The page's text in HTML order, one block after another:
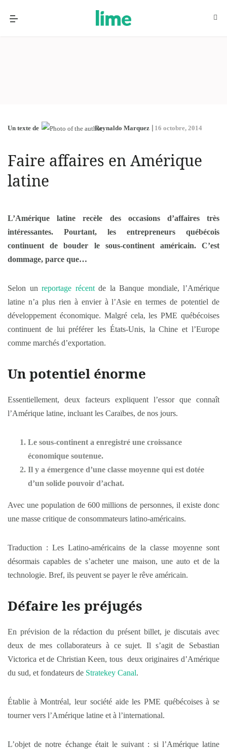
Un texte de Reynaldo Marquez 16 octobre, 2014
Faire affaires en Amérique
latine
L’Amérique latine recèle des occasions d’affaires très
intéressantes. Pourtant, les entrepreneurs québécois
continuent de bouder le sous-continent américain. C’est
dommage, parce que…
Selon un reportage récentde la Banque mondiale, l’Amérique
latine n’a plus rien à envier à l’Asie en termes de potentiel de
développement économique. Malgré cela, les PME québécoises
continuent de lui préférer les États-Unis, la Chine et l’Europe
comme marchés d’exportation.
Un potentiel énorme
Essentiellement, deux facteurs expliquent l’essor que connaît
l’Amérique latine, incluant les Caraïbes, de nos jours.
Le sous-continent a enregistré une croissance
économique soutenue.
Il y a émergence d’une classe moyenne qui est dotée
d’un solide pouvoir d’achat.
Avec une population de 600 millions de personnes, il existe donc
une masse critique de consommateurs latino-américains.
Traduction : Les Latino-américains de la classe moyenne sont
désormais capables de s’acheter une maison, une auto et de la
technologie. Bref, ils peuvent se payer le rêve américain.
Défaire les préjugés
En prévision de la rédaction du présent billet, je discutais avec
deux de mes collaborateurs à ce sujet. Il s’agit de Sebastian
Victorica et de Christian Keen, tous deux originaires d’Amérique
du sud, et fondateurs de Stratekey Canal.
Établie à Montréal, leur société aide les PME québécoises à se
tourner vers l’Amérique latine et à l’international.
L’objet de notre échange était le suivant : si l’Amérique latine